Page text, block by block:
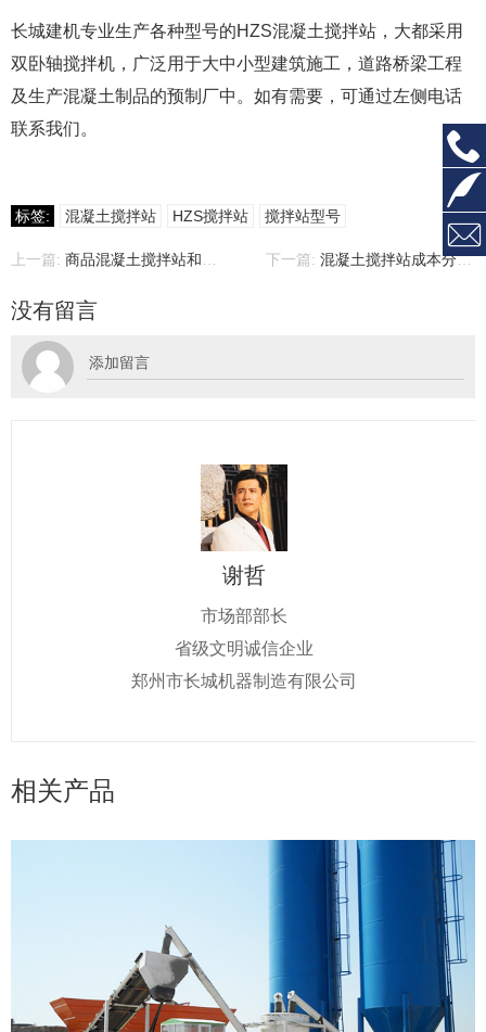
长城建机专业生产各种型号的HZS混凝土搅拌站，大都采用
双卧轴搅拌机，广泛用于大中小型建筑施工，道路桥梁工程
及生产混凝土制品的预制厂中。如有需要，可通过左侧电话
联系我们。
标签: 混凝土搅拌站 HZS搅拌站 搅拌站型号
上一篇: 商品混凝土搅拌站和工程混凝土搅拌站的区别 下一篇:混凝土搅拌站成本分析, 预拌搅拌站价格
没有留言
谢哲
市场部部长
省级文明诚信企业
郑州市长城机器制造有限公司
相关产品